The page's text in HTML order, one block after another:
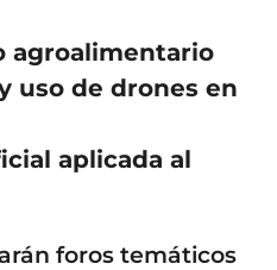
agroalimentario
uso de drones en
aplicada al
foros temáticos